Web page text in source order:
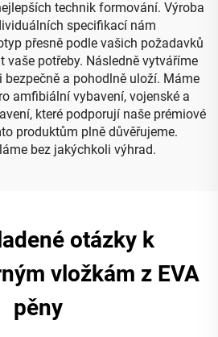
technik formování. Výroba
specifikací nám
přesně podle vašich požadavků
vaše potřeby. Následně vytváříme
bezpečně a pohodlně uloží. Máme
amfibiální vybavení, vojenské a
které podporují naše prémiové
produktům plně důvěřujeme.
bez jakýchkoli výhrad.
otázky k
vložkám z EVA
pěny